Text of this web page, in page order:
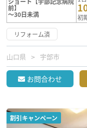
前】
～30日未満
初
リフォーム済
山口県 宇部市
お問合わせ
割引キャンペーン